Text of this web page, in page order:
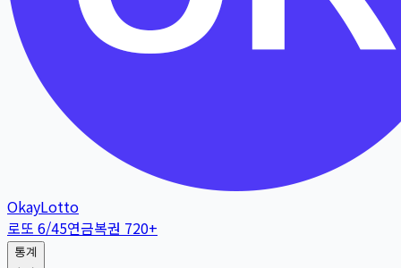
OkayLotto
로또 6/45연금복권 720+
통계